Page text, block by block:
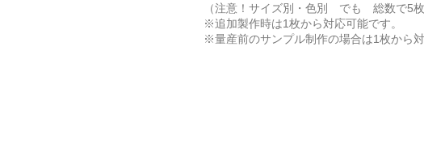
（注意！サイズ別・色別 でも 総数で5枚
※追加製作時は1枚から対応可能です。
※量産前のサンプル制作の場合は1枚から対